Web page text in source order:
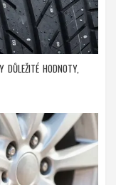
HODNOTY,